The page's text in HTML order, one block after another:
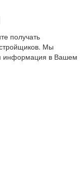
получать
Мы
информация в Вашем